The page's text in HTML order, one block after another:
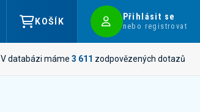
KOŠÍK Přihlásit se
nebo registrovat
V databázi máme 3 611 zodpovězených dotazů